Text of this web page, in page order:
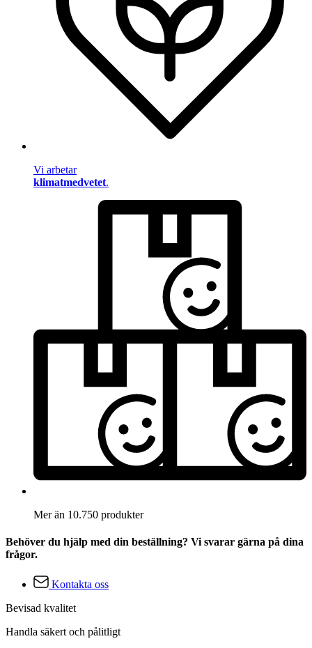
Vi arbetar
klimatmedvetet.
Mer än 10.750 produkter
Behöver du hjälp med din beställning? Vi svarar gärna på dina
frågor.
Kontakta oss
Bevisad kvalitet
Handla säkert och pålitligt